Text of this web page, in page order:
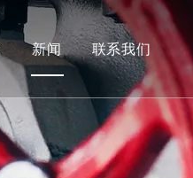
美标
新闻 联系我们